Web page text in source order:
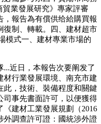
貿業發展研究》專家評審
報告為有償供给給購買報
復制、轉載。四、建材超市
模式一、建材專業市場的
近日，本報告次要阐发了
材行業發展環境、南充市建
此，技術、裝備程度和關鍵
司事先書面許可，以便獲得
建材工業發展規劃（2016
外調查許可證：國統涉外證